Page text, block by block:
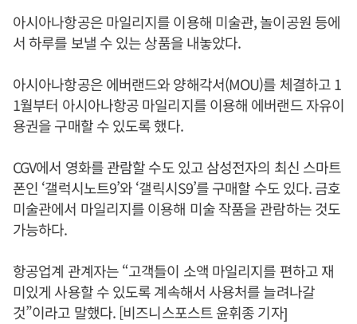
아시아나항공은 마일리지를 이용해 미술관, 놀이공원 등에
서 하루를 보낼 수 있는 상품을 내놓았다.
아시아나항공은 에버랜드와 양해각서(MOU)를 체결하고 1
1월부터 아시아나항공 마일리지를 이용해 에버랜드 자유이
용권을 구매할 수 있도록 했다.
CGV에서 영화를 관람할 수도 있고 삼성전자의 최신 스마트
폰인 ‘갤럭시노트9’와 ‘갤릭시S9’를 구매할 수도 있다. 금호
미술관에서 마일리지를 이용해 미술 작품을 관람하는 것도
가능하다.
항공업계 관계자는 “고객들이 소액 마일리지를 편하고 재
미있게 사용할 수 있도록 계속해서 사용처를 늘려나갈
것”이라고 말했다. [비즈니스포스트 윤휘종 기자]